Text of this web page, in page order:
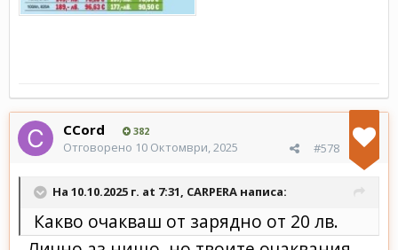
CCord 382
#578
Отговорено 10 Октомври, 2025
На 10.10.2025 г. at 7:31, CARPERA написа:
Какво очакваш от зарядно от 20 лв.